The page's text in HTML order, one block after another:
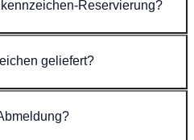
Reservierung?
geliefert?